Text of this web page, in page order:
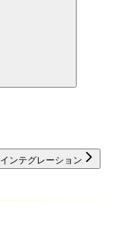
インテグレーション